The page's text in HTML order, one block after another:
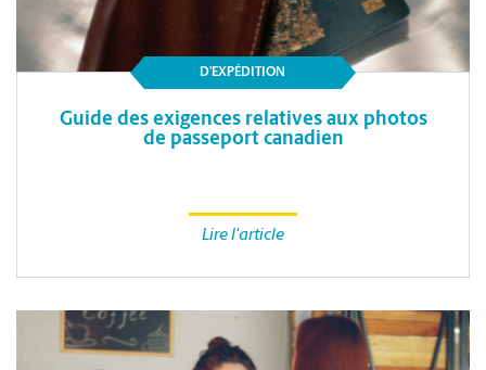
D’EXPÉDITION
Guide des exigences relatives aux photos
de passeport canadien
Lire l'article